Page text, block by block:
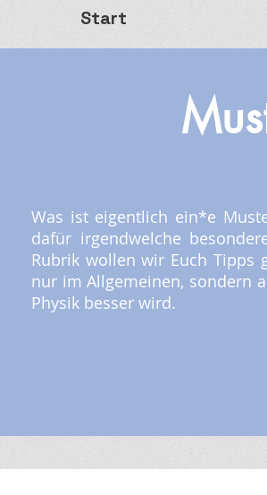
Start
Was ist eigentlich ein*e
dafür irgendwelche
Rubrik wollen wir Euch Tipps
nur im Allgemeinen, sondern
Physik besser wird.